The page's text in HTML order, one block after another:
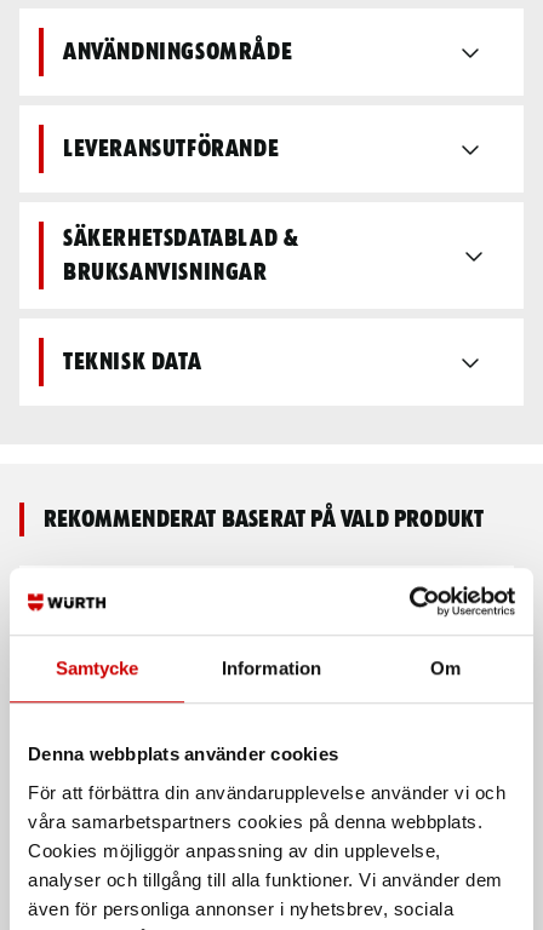
Samtycke Information Om
Denna webbplats använder cookies
För att förbättra din användarupplevelse använder vi och
våra samarbetspartners cookies på denna webbplats.
Cookies möjliggör anpassning av din upplevelse,
analyser och tillgång till alla funktioner. Vi använder dem
även för personliga annonser i nyhetsbrev, sociala
Användningsområde
Leveransutförande
Säkerhetsdatablad &
bruksanvisningar
Teknisk data
Rekommenderat baserat på vald produkt
Time-Sert bussningar
Stål och galvaniserad.
Självgängande
gänginsats